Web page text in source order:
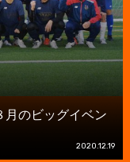
のビッグイベン
2020.12.19